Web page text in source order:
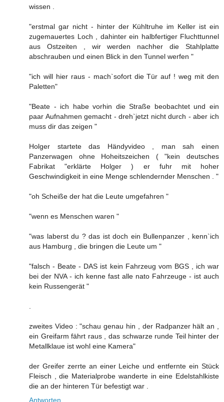
wissen .
"erstmal gar nicht - hinter der Kühltruhe im Keller ist ein
zugemauertes Loch , dahinter ein halbfertiger Fluchttunnel
aus Ostzeiten , wir werden nachher die Stahlplatte
abschrauben und einen Blick in den Tunnel werfen "
"ich will hier raus - mach`sofort die Tür auf ! weg mit den
Paletten"
"Beate - ich habe vorhin die Straße beobachtet und ein
paar Aufnahmen gemacht - dreh`jetzt nicht durch - aber ich
muss dir das zeigen "
Holger startete das Händyvideo , man sah einen
Panzerwagen ohne Hoheitszeichen ( "kein deutsches
Fabrikat "erklärte Holger ) er fuhr mit hoher
Geschwindigkeit in eine Menge schlendernder Menschen . "
"oh Scheiße der hat die Leute umgefahren "
"wenn es Menschen waren "
"was laberst du ? das ist doch ein Bullenpanzer , kenn`ich
aus Hamburg , die bringen die Leute um "
"falsch - Beate - DAS ist kein Fahrzeug vom BGS , ich war
bei der NVA - ich kenne fast alle nato Fahrzeuge - ist auch
kein Russengerät "
.
zweites Video : "schau genau hin , der Radpanzer hält an ,
ein Greifarm fährt raus , das schwarze runde Teil hinter der
Metallklaue ist wohl eine Kamera"
der Greifer zerrte an einer Leiche und entfernte ein Stück
Fleisch , die Materialprobe wanderte in eine Edelstahlkiste
die an der hinteren Tür befestigt war .
Antworten